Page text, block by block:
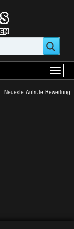
Neueste Aufrufe Bewertung